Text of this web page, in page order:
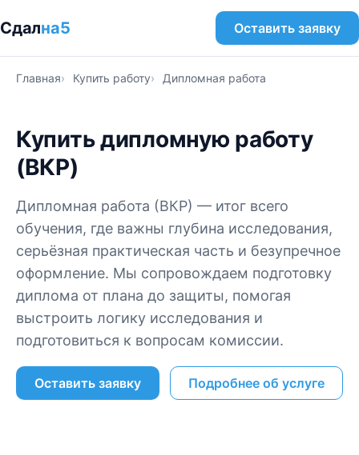
Сдална5 Оставить заявку
Главная Купить работу Дипломная работа
Купить дипломную работу
(ВКР)
Дипломная работа (ВКР) — итог всего
обучения, где важны глубина исследования,
серьёзная практическая часть и безупречное
оформление. Мы сопровождаем подготовку
диплома от плана до защиты, помогая
выстроить логику исследования и
подготовиться к вопросам комиссии.
Оставить заявку Подробнее об услуге